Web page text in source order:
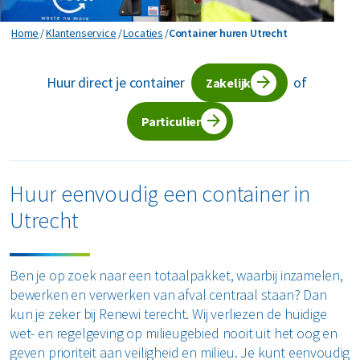
Horeca en recreatie
Industrie
Logistiek
Zakelijke dienstverlening
Interne inzamelmiddelen
Circulaire diensten
Circulair+
Gevaarlijk afval
Groen- en tuinafval
Matrassen
Papier en karton
PMD
Puin
Mineralen
ons
Home Klantenservice Locaties Container huren Utrecht
Container huren Utrecht
Huur direct je container Zakelijk of
Particulier
Huur eenvoudig een container in
Utrecht
Ben je op zoek naar een totaalpakket, waarbij inzamelen,
bewerken en verwerken van afval centraal staan? Dan
kun je zeker bij Renewi terecht. Wij verliezen de huidige
wet- en regelgeving op milieugebied nooit uit het oog en
geven prioriteit aan veiligheid en milieu. Je kunt eenvoudig